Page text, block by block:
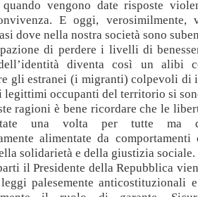
vengono date risposte
E oggi, verosimilmente,
dove nella nostra società sono
di perdere i livelli di
diventa così un alibi
gli estranei (i migranti) colpevoli di
legittimi occupanti del territorio si
ragioni è bene ricordare che le
una volta per tutte ma
alimentate da
solidarietà e della giustizia sociale.
il Presidente della Repubblica
palesemente anticostituzionali